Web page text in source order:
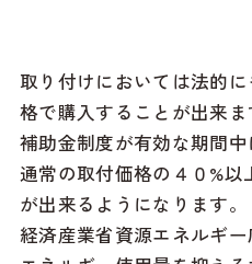
取り付けにおいては法的
格で購入することが出来ま
補助金制度が有効な期間中
通常の取付価格の４０%
が出来るようになります。
経済産業省資源エネルギ